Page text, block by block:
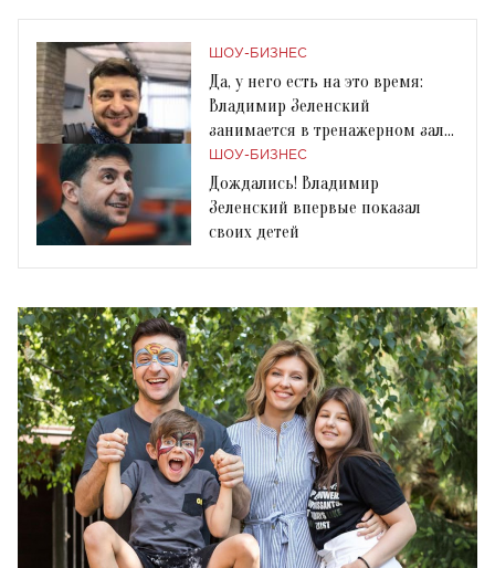
ШОУ-БИЗНЕС
Да, у него есть на это время:
Владимир Зеленский
занимается в тренажерном зале
на Банковой
ШОУ-БИЗНЕС
Дождались! Владимир
Зеленский впервые показал
своих детей